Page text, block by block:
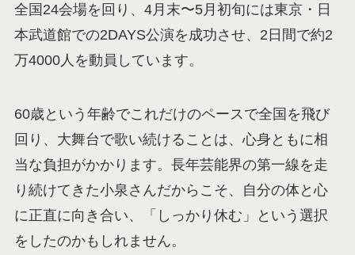
全国24会場を回り、4月末〜5月初旬には東京・日
本武道館での2DAYS公演を成功させ、2日間で約2
万4000人を動員しています。
60歳という年齢でこれだけのペースで全国を飛び
回り、大舞台で歌い続けることは、心身ともに相
当な負担がかかります。長年芸能界の第一線を走
り続けてきた小泉さんだからこそ、自分の体と心
に正直に向き合い、「しっかり休む」という選択
をしたのかもしれません。